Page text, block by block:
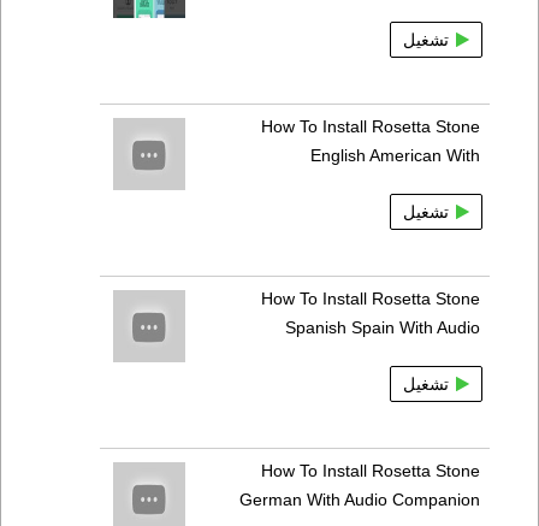
تشغيل
How To Install Rosetta Stone
English American With
تشغيل
How To Install Rosetta Stone
Spanish Spain With Audio
تشغيل
How To Install Rosetta Stone
German With Audio Companion